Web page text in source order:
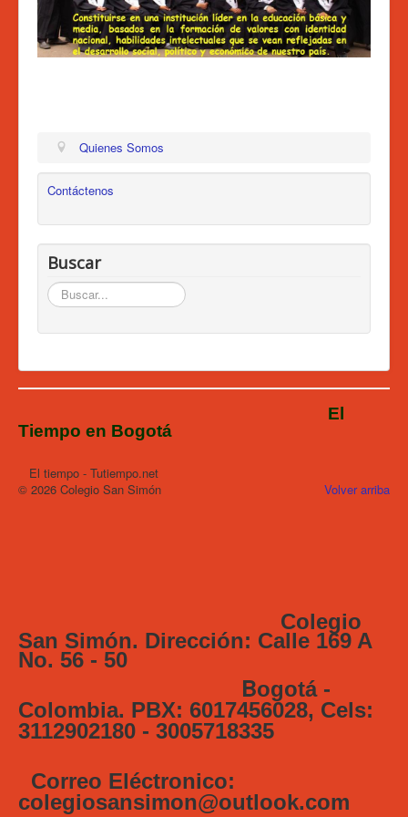
Admisiones 2026
Circulares
Quienes Somos
Contáctenos
Buscar
Buscar...
El
Tiempo en Bogotá
El tiempo - Tutiempo.net
Volver arriba
© 2026 Colegio San Simón
Colegio
San Simón. Dirección: Calle 169 A
No. 56 - 50
Bogotá -
Colombia. PBX: 6017456028, Cels:
3112902180 - 3005718335
Correo Eléctronico:
colegiosansimon@outlook.com